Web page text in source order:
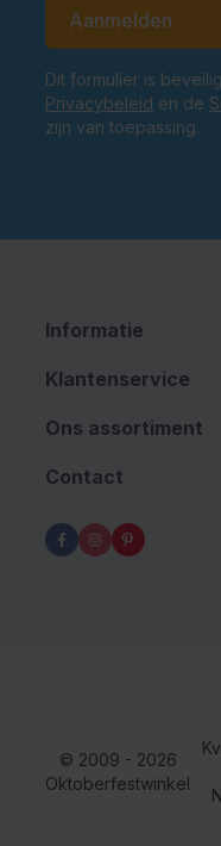
Aanmelden
Dit formulier is
Privacybeleid en de
zijn van toepassing.
Informatie
Klantenservice
Ons assortiment
Contact
© 2009 - 2026
Oktoberfestwinkel